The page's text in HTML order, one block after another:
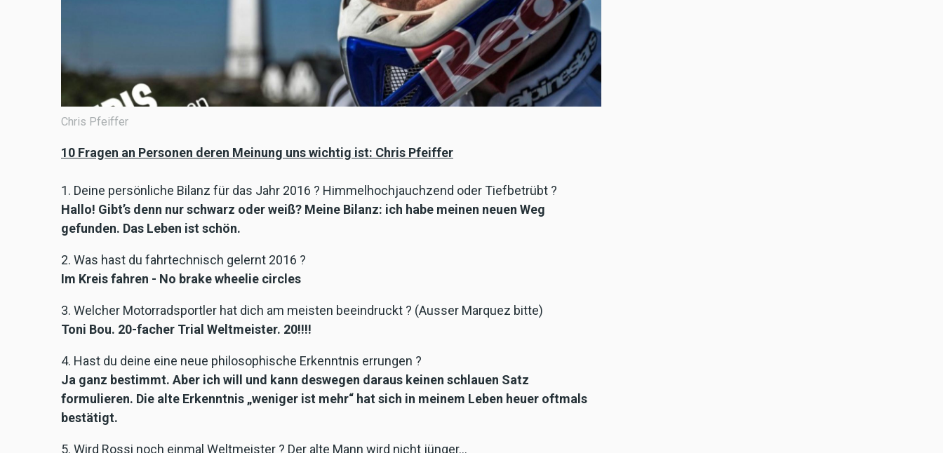
Chris Pfeiffer
10 Fragen an Personen deren Meinung uns wichtig ist: Chris Pfeiffer
1. ​Deine persönliche Bilanz für das Jahr 2016 ? Himmelhochjauchzend oder Tiefbetrübt ?
Hallo! Gibt’s denn nur schwarz oder weiß? Meine Bilanz: ich habe meinen neuen Weg
gefunden. Das Leben ist schön.
2. Was hast du fahrtechnisch gelernt 2016 ?
Im Kreis fahren - No brake wheelie circles
3. Welcher Motorradsportler hat dich am meisten beeindruckt ? (Ausser Marquez bitte)
Toni Bou. 20-facher Trial Weltmeister. 20!!!!
4. Hast du deine eine neue philosophische Erkenntnis errungen ?
Ja ganz bestimmt. Aber ich will und kann deswegen daraus keinen schlauen Satz
formulieren. Die alte Erkenntnis „weniger ist mehr“ hat sich in meinem Leben heuer oftmals
bestätigt.
5. Wird Rossi noch einmal Weltmeister ? Der alte Mann wird nicht jünger…